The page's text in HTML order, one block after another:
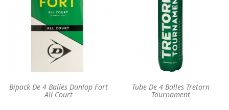
Bipack De 4 Balles Dunlop Fort
All Court
Tube De 4 Balles Tretorn
Tournament